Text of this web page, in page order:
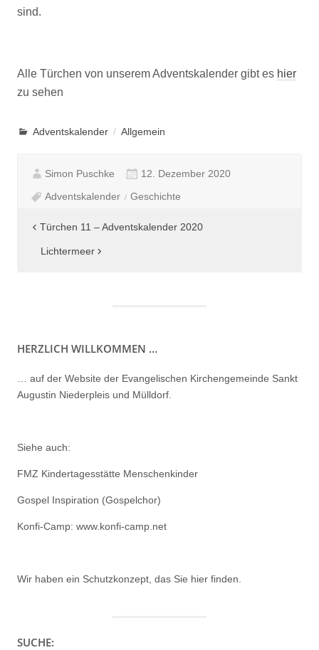
sind.
Alle Türchen von unserem Adventskalender gibt es hier
zu sehen
Adventskalender Allgemein
Simon Puschke 12. Dezember 2020
Adventskalender Geschichte
Beitragsnavigation
Türchen 11 – Adventskalender 2020
Lichtermeer
HERZLICH WILLKOMMEN …
… auf der Website der Evangelischen Kirchengemeinde Sankt
Augustin Niederpleis und Mülldorf.
Siehe auch:
FMZ Kindertagesstätte Menschenkinder
Gospel Inspiration (Gospelchor)
Konfi-Camp: www.konfi-camp.net
Wir haben ein Schutzkonzept, das Sie hier finden.
SUCHE: